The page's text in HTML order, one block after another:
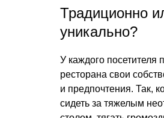
Традиционно
уникально?
У каждого посетителя
ресторана свои
и предпочтения. Так,
сидеть за тяжелым